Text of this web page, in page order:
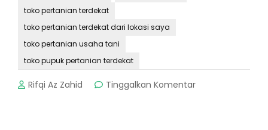
toko pertanian terdekat
toko pertanian terdekat dari lokasi saya
toko pertanian usaha tani
toko pupuk pertanian terdekat
Rifqi Az Zahid Tinggalkan Komentarpada